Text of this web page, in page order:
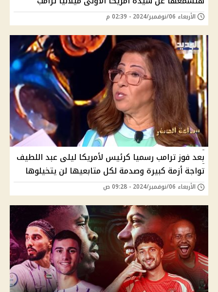
الأربعاء 06/نوفمبر/2024 - 02:39 م
بعد فوز ترامب رسميا كرئيس لأمريكا ليلى عبد اللطيف
تواجة أزمة كبيرة وصدمة لكل متابعيها لن يتخيلوها
الأربعاء 06/نوفمبر/2024 - 09:28 ص